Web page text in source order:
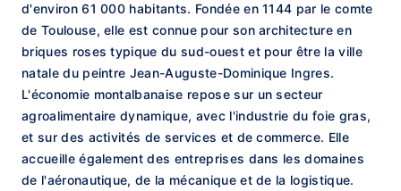
d'environ 61 000 habitants. Fondée en 1144 par le comte
de Toulouse, elle est connue pour son architecture en
briques roses typique du sud-ouest et pour être la ville
natale du peintre Jean-Auguste-Dominique Ingres.
L'économie montalbanaise repose sur un secteur
agroalimentaire dynamique, avec l'industrie du foie gras,
et sur des activités de services et de commerce. Elle
accueille également des entreprises dans les domaines
de l'aéronautique, de la mécanique et de la logistique.